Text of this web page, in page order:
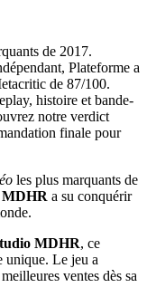
de 2017.
Plateforme a
de 87/100.
histoire et bande-
notre verdict
finale pour
les plus marquants de
MDHR a su conquérir
MDHR, ce
unique. Le jeu a
ventes dès sa